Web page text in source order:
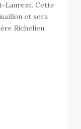
Laurent. Cette
et sera
Richelieu,